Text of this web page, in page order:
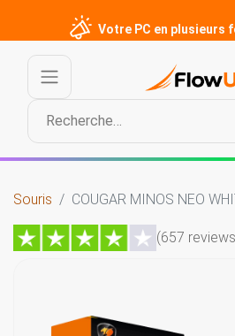
Votre PC en plusieurs
Souris COUGAR MINOS NEO
(657